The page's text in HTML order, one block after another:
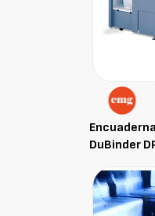
DuBinder